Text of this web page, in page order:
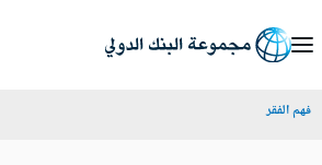
الفقر